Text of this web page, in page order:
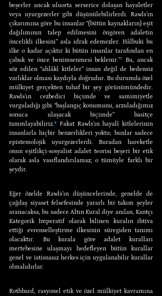
beşerler ancak uluorta serserice dolaşan hayaletler
veya uyurgezerler gibi düşünülebilirlerdi. Rawls’ın
çıkarımına göre bu insanlar “(bütün kaynakların) eşit
dağılımının talep edilmesini öngören adaletin
öncelikli ilkesini” asla idrak edemezler. Hâlbuki bu
ilke o kadar açıktır ki bütün insanlar tarafından en
çabuk ve önce benimsenmesi beklenir.”⁷ Bu, ancak
söz edilen “ahlâkî kitleler” insan değil de bedensiz
varlıklar olması kaydıyla doğrudur. Bu durumda özel
mülkiyet gerçekten tuhaf bir şey görünümündedir.
Rawls’ın cezbedici biçimde ve samimiyetle
vurguladığı gibi “başlangıç konumunu, arzuladığımız
sonuca ulaşacak biçimde” basitçe
tanımlayabiliriz.⁸ Fakat Rawls’ın hayalî kitlelerinin
insanlarla hiçbir benzerlikleri yoktu; bunlar sadece
epistemolojik uyurgezerlerdi. Buradan hareketle
onun eşitlikçi-sosyalist adalet teorisi beşeri bir etik
olarak asla vasıflandırılamaz; o tümüyle farklı bir
şeydir.
Eğer özelde Rawls’ın düşüncelerinde, genelde de
çağdaş siyaset felsefesinde yararlı bir takım şeyler
aranacaksa, bu sadece Altın Kural diye anılan, Kantçı
Kategorik İmperatif olarak bilinen kuralın ihtiva
ettiği evrenselleştirme ilkesinin süregiden tanımı
olacaktır. Bu kurala göre adalet kuralları
mertebesine ulaşmayı hedefleyen bütün kurallar
genel ve istisnasız herkes için uygulanabilir kurallar
olmalıdırlar.
Rothbard, rasyonel etik ve özel mülkiyet kavramına